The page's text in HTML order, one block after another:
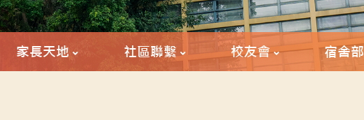
家長天地 社區聯繫 校友會 宿舍部